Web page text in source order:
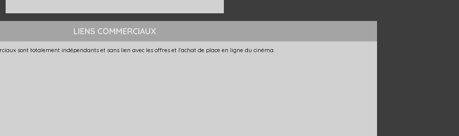
LIENS COMMERCIAUX
sont totalement indépendants et sans lien avec les offres et l'achat de place en ligne du cinéma.